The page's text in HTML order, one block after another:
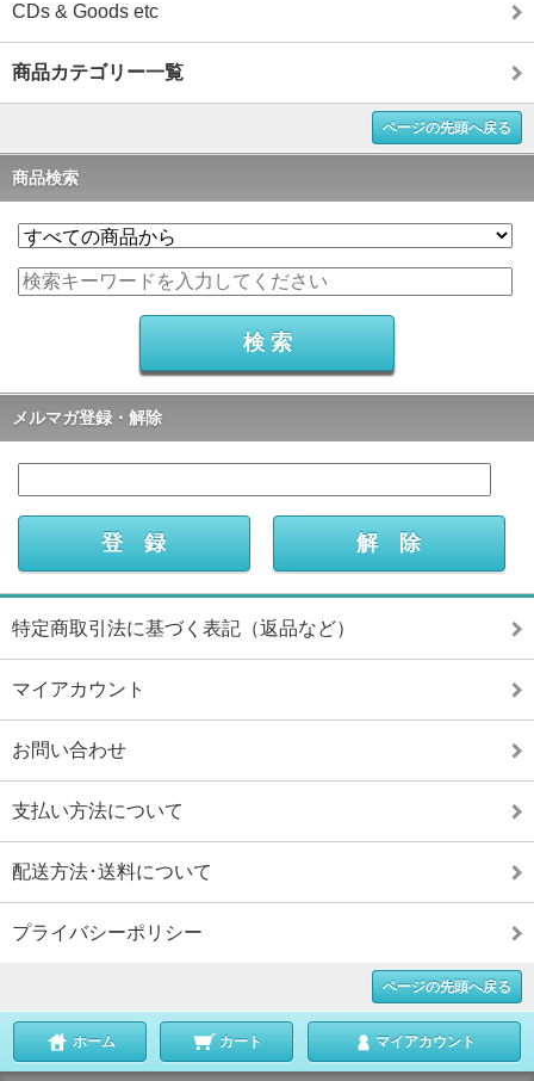
CDs & Goods etc
商品カテゴリー一覧
ページの先頭へ戻る
商品検索
メルマガ登録・解除
特定商取引法に基づく表記（返品など）
マイアカウント
お問い合わせ
支払い方法について
配送方法･送料について
プライバシーポリシー
ページの先頭へ戻る
ホーム カート マイアカウント